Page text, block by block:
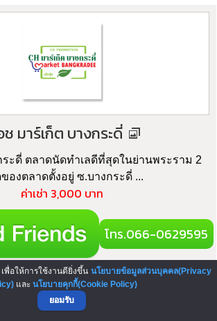
ช มาร์เก็ต บางกระดี่
ระดี่ ตลาดนัดทำเลดีที่สุดในย่านพระราม 2
องตลาดตั้งอยู่ ซ.บางกระดี่ ...
ค่าเช่า 3,000 บาท
โทร.066-0629595
พื่อให้การใช้งานดียิ่งขึ้น นโยบายข้อมูลส่วนบุคคล(Privacy
และ นโยบายคุกกี้(Cookie Policy)
ยอมรับ